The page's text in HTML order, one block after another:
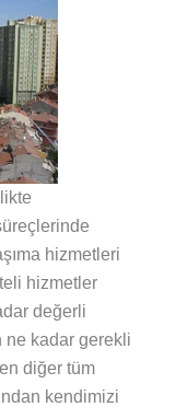
hizmetleri
hizmetler
değerli
ne kadar gerekli
diğer tüm
kendimizi